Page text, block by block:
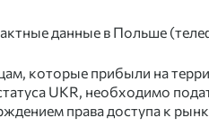
данные в Польше
которые прибыли на
UKR, необходимо
права доступа к